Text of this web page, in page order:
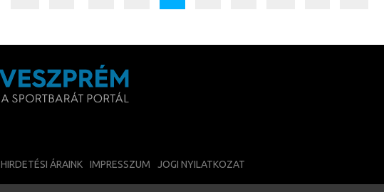
HIRDETÉSI ÁRAINK IMPRESSZUM JOGI NYILATKOZAT